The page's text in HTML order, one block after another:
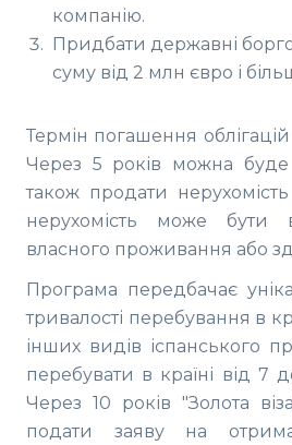
компанію.
Придбати державні
суму від 2 млн євро і
Термін погашення
Через 5 років можна
також продати
нерухомість може бути
власного проживання або
Програма передбачає
тривалості перебування в
інших видів іспанського
перебувати в країні від 7
Через 10 років "Золота
подати заяву на